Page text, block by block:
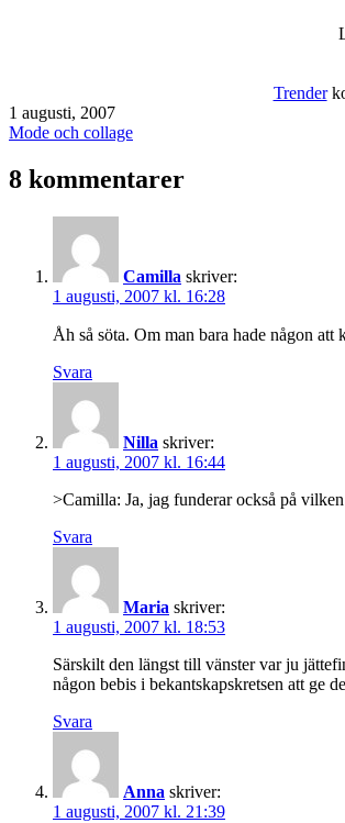
Trender
Publicerat
den
1 augusti, 2007
Kategoriserat
Mode och collage
8 kommentarer
Camilla skriver:
1 augusti, 2007 kl. 16:28
Åh så söta. Om man bara hade någon
Svara
Nilla skriver:
1 augusti, 2007 kl. 16:44
>Camilla: Ja, jag funderar också på
Svara
Maria skriver:
1 augusti, 2007 kl. 18:53
Särskilt den längst till vänster var ju
någon bebis i bekantskapskretsen att ge
Svara
Anna skriver:
1 augusti, 2007 kl. 21:39